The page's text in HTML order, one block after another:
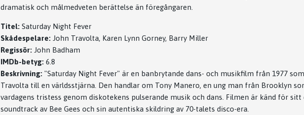
dramatisk och målmedveten berättelse än föregångaren.
Titel: Saturday Night Fever
Skådespelare: John Travolta, Karen Lynn Gorney, Barry Miller
Regissör: John Badham
IMDb-betyg: 6.8
Beskrivning: "Saturday Night Fever" är en banbrytande dans- och musikfilm från 1977
Travolta till en världsstjärna. Den handlar om Tony Manero, en ung man från Brooklyn
vardagens tristess genom diskotekens pulserande musik och dans. Filmen är känd för sitt
soundtrack av Bee Gees och sin autentiska skildring av 70-talets disco-era.